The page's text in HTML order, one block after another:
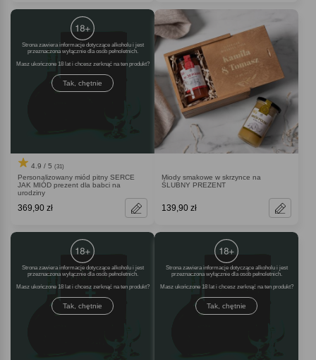
Strona zawiera informacje dotyczące alkoholu i jest
przeznaczona wyłącznie dla osób pełnoletnich.
Masz ukończone 18 lat i chcesz zerknąć na ten produkt
Tak, chętnie
4.9 / 5 (31)
Personalizowany miód pitny SERCE
JAK MIÓD prezent dla babci na
urodziny
369,90 zł
Miody smakowe w skrzynce na
ŚLUBNY PREZENT
139,90 zł
Strona zawiera informacje dotyczące alkoholu i jest
przeznaczona wyłącznie dla osób pełnoletnich.
Masz ukończone 18 lat i chcesz zerknąć na ten produkt
Tak, chętnie
Strona zawiera informacje dotyczące alkoholu i jest
przeznaczona wyłącznie dla osób pełnoletnich.
Masz ukończone 18 lat i chcesz zerknąć na ten produkt
Tak, chętnie